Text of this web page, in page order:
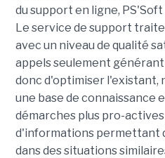
du support en ligne,
Le service de support
avec un niveau de qualité
appels seulement
donc d'optimiser l'existant,
une base de connaissance
démarches plus pro-
d'informations permettant
dans des situations